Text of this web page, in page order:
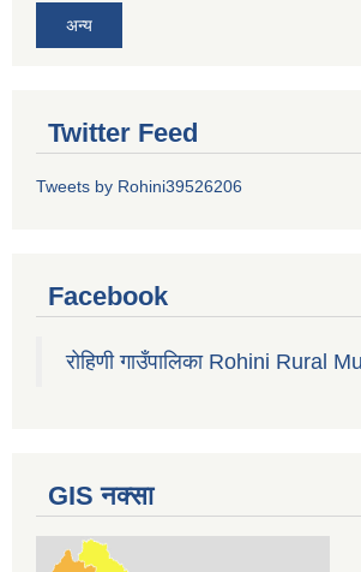
अन्य
Twitter Feed
Tweets by Rohini39526206
Facebook
रोहिणी गाउँपालिका Rohini Rural
GIS नक्सा